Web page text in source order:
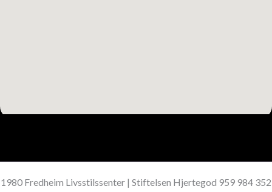
1980 Fredheim Livsstilssenter | Stiftelsen Hjertegod 959 984 352